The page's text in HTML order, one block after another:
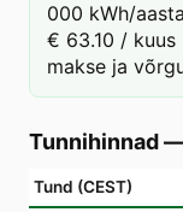
000 kWh/
€ 63.10 / kuus
makse ja
Tunnihinnad
Tund (CEST)